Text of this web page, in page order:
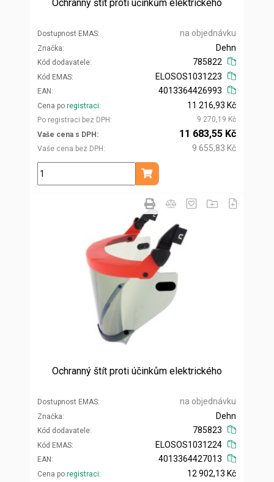
Ochranný štít proti účinkům elektrického
Dostupnost EMAS na objednávku
Značka
Kód dodavatele
Dehn
785822
Kód EMAS
EAN
ELOSOS1031223
4013364426993
Cena po registraci
Po registraci bez DPH
11 216,93 Kč
9 270,19 Kč
Vaše cena s DPH
Vaše cena bez DPH
11 683,55 Kč
9 655,83 Kč
ks
Přidat do košíku
Ochranný štít proti účinkům elektrického
Dostupnost EMAS na objednávku
Značka
Kód dodavatele
Dehn
785823
Kód EMAS
EAN
ELOSOS1031224
4013364427013
Cena po registraci
12 902,13 Kč